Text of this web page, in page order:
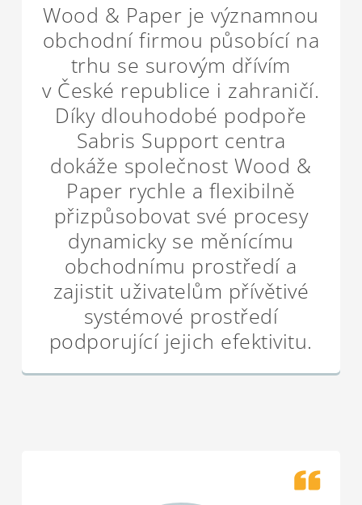
Wood & Paper je významnou
obchodní firmou působící na
trhu se surovým dřívím
v České republice i zahraničí.
Díky dlouhodobé podpoře
Sabris Support centra
dokáže společnost Wood &
Paper rychle a flexibilně
přizpůsobovat své procesy
dynamicky se měnícímu
obchodnímu prostředí a
zajistit uživatelům přívětivé
systémové prostředí
podporující jejich efektivitu.